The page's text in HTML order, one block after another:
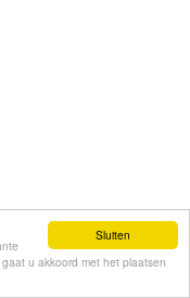
Sluiten
u akkoord met het plaatsen